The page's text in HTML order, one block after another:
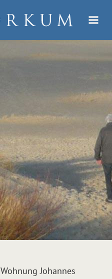
Wohnung Johannes